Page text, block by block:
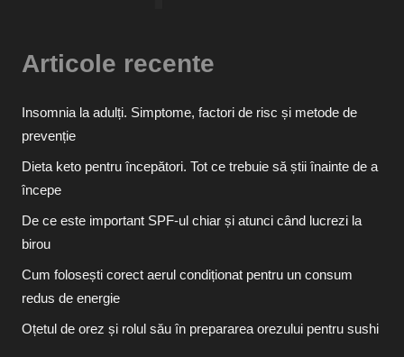
Articole recente
Insomnia la adulți. Simptome, factori de risc și metode de
prevenție
Dieta keto pentru începători. Tot ce trebuie să știi înainte de a
începe
De ce este important SPF-ul chiar și atunci când lucrezi la
birou
Cum folosești corect aerul condiționat pentru un consum
redus de energie
Oțetul de orez și rolul său în prepararea orezului pentru sushi